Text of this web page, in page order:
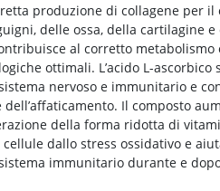
produzione di collagene per il
delle ossa, della cartilagine e
al corretto metabolismo
ottimali. L’acido L-
nervoso e immunitario e
Il composto
della forma ridotta di
dallo stress ossidativo e
immunitario durante e